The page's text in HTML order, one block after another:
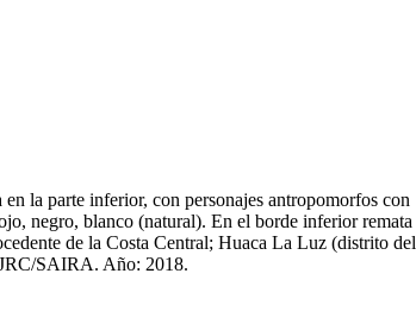
la parte inferior, con personajes antropomorfos con
negro, blanco (natural). En el borde inferior remata
de la Costa Central; Huaca La Luz (distrito del
SAIRA. Año: 2018.